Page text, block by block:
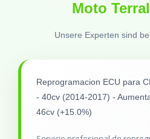
Moto
Unsere Experten sind
Reprogramacion ECU para
- 40cv (2014-2017) -
46cv (+15.0%)